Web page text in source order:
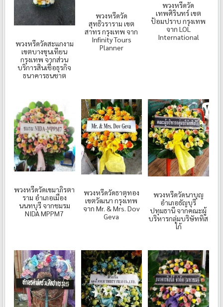
พวงหรีดวัดสะแกงาม
เขตบางขุนเทียน
กรุงเทพ จากส่วน
บริการสินเชื่อธุรกิจ
ธนาคารธนชาต
พวงหรีดวัด
สุทธิวราราม เขต
สาทร กรุงเทพ จาก
Infinity Tours
Planner
พวงหรีดวัด
เทพศิรินทร์ เขต
ป้อมปราบ กรุงเทพ
จาก LOL
International
พวงหรีดวัดเขมาภิรตา
ราม อำเภอเมือง
นนทบุรี จากชมรม
NIDA MPPM7
พวงหรีดวัดธาตุทอง
เขตวัฒนา กรุงเทพ
จาก Mr. & Mrs. Dov
Geva
พวงหรีดวัดนาบุญ
อำเภอธัญบุรี
ปทุมธานี จากคณะผู้
บริหารกลุ่มบริษัททิส
โก้